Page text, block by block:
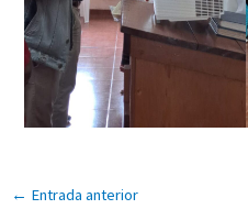
← Entrada anterior